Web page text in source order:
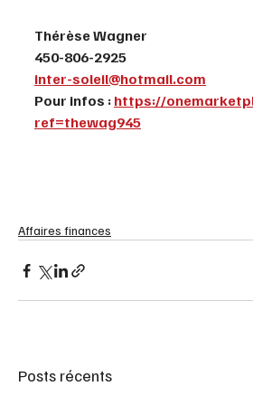
Thérèse Wagner
450-806-2925
inter-soleil@hotmail.com
Pour infos : https://
ref=thewag945
Affaires finances
Posts récents